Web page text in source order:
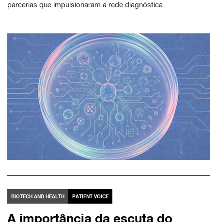
parcerias que impulsionaram a rede diagnóstica
BIOTECH AND HEALTH PATIENT VOICE
A importância da escuta do